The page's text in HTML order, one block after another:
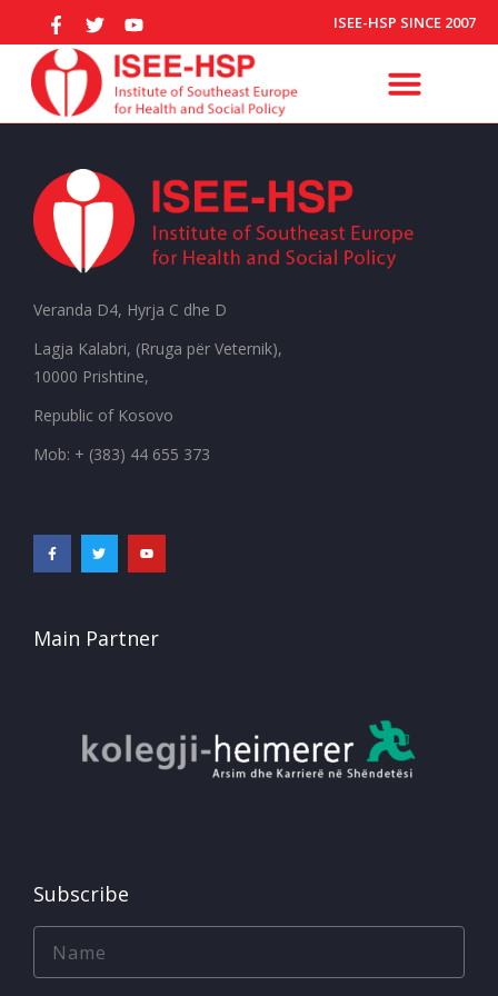
ISEE-HSP SINCE 2007
Veranda D4, Hyrja C dhe D
Lagja Kalabri, (Rruga për Veternik),
10000 Prishtine,
Republic of Kosovo
Mob: + (383) 44 655 373
Main Partner
Subscribe